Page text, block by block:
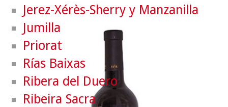
Jerez-Xérès-Sherry y Manzanilla
Jumilla
Priorat
Rías Baixas
Ribera del Duero
Ribeira Sacra